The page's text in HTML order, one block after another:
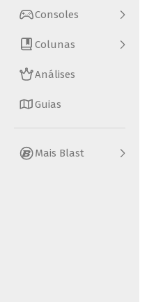
Consoles
Colunas
Análises
Guias
Mais Blast